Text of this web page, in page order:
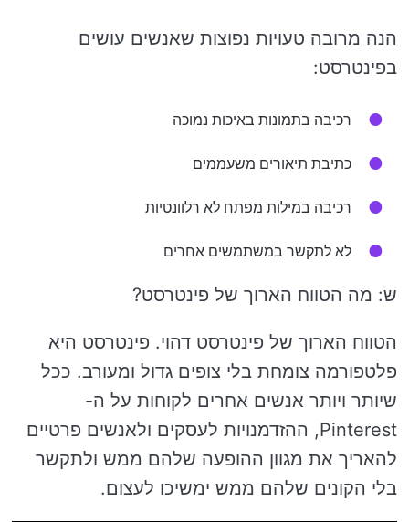
הנה מרובה טעויות נפוצות שאנשים עושים
בפינטרסט:
רכיבה בתמונות באיכות נמוכה
כתיבת תיאורים משעממים
רכיבה במילות מפתח לא רלוונטיות
לא לתקשר במשתמשים אחרים
ש: מה הטווח הארוך של פינטרסט?
הטווח הארוך של פינטרסט דהוי. פינטרסט היא
פלטפורמה צומחת בלי צופים גדול ומעורב. ככל
שיותר ויותר אנשים אחרים לקוחות על ה-
Pinterest, ההזדמנויות לעסקים ולאנשים פרטיים
להאריך את מגוון ההופעה שלהם ממש ולתקשר
בלי הקונים שלהם ממש ימשיכו לעצום.